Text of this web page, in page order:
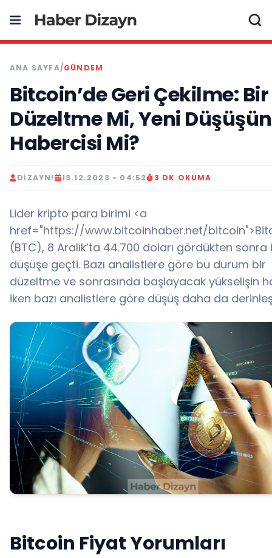
ANA SAYFA/GÜNDEM
Bitcoin’de Geri Çekilme: Bir
Düzeltme Mi, Yeni Düşüşün
Habercisi Mi?
DIZAYN! 13.12.2023 - 04:52 3 DK OKUMA
Lider kripto para birimi <a
href="https://www.bitcoinhaber.net/
(BTC), 8 Aralık’ta 44.700 doları gördükten sonra
düşüşe geçti. Bazı analistlere göre bu durum bir
düzeltme ve sonrasında başlayacak yükselişin
iken bazı analistlere göre düşüş daha da
Bitcoin Fiyat Yorumları